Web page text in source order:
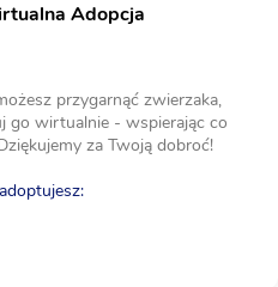
Adopcja
przygarnąć zwierzaka,
go wirtualnie - wspierając co
za Twoją dobroć!